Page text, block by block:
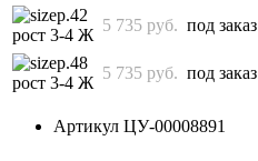
р.42
рост 3-4 Ж
5 735 руб. под заказ
р.48
рост 3-4 Ж
5 735 руб. под заказ
Артикул ЦУ-00008891